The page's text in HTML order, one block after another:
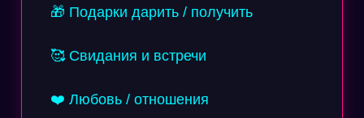
🎁 Подарки дарить / получить
🥰 Свидания и встречи
❤️ Любовь / отношения